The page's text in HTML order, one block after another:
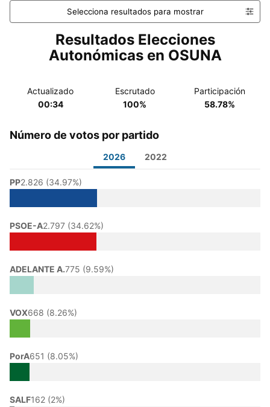
Selecciona resultados para mostrar
Resultados Elecciones
Autonómicas en OSUNA
Actualizado
00:34
Escrutado
100%
Participación
58.78%
Número de votos por partido
2026 2022
PP2.826 (34.97%)
PSOE-A2.797 (34.62%)
ADELANTE A.775 (9.59%)
VOX668 (8.26%)
PorA651 (8.05%)
SALF162 (2%)